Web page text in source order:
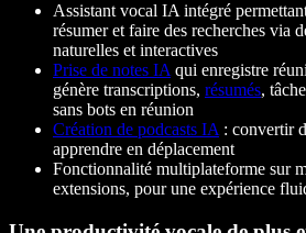
Assistant vocal IA intégré
résumer et faire des recherches via
naturelles et interactives
Prise de notes IA qui enregistre
génère transcriptions, résumés,
sans bots en réunion
Création de podcasts IA : convertir
apprendre en déplacement
Fonctionnalité multiplateforme sur
extensions, pour une expérience